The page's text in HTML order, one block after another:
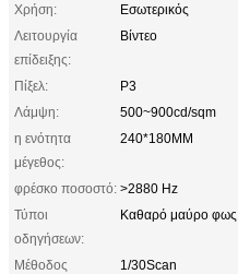
Χρήση:
Εσωτερικός
Λειτουργία
επίδειξης:
Βίντεο
Πίξελ:
P3
Λάμψη:
500~900cd/sqm
η ενότητα
μέγεθος:
240*180MM
φρέσκο ποσοστό: >2880 Hz
Τύποι
οδηγήσεων:
Καθαρό μαύρο
Μέθοδος
1/30Scan